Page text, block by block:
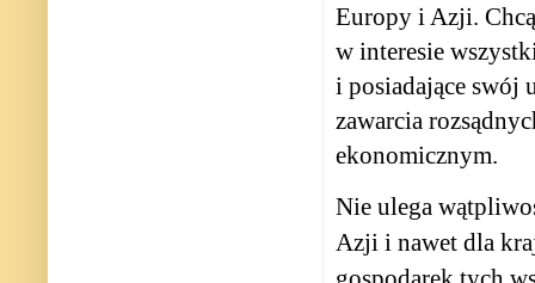
Europy i Azji.
w interesie
i posiadające swój
zawarcia
ekonomicznym.
Nie ulega
Azji i nawet dla